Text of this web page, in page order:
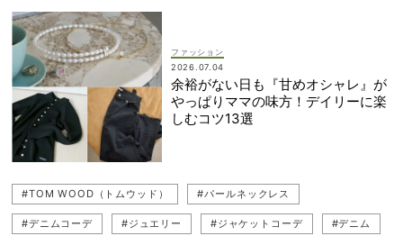
ファッション
2026.07.04
余裕がない日も『甘めオシャレ』が
やっぱりママの味方！デイリーに楽
しむコツ13選
#TOM WOOD（トムウッド） #パールネックレス
#デニムコーデ #ジュエリー #ジャケットコーデ #デニム